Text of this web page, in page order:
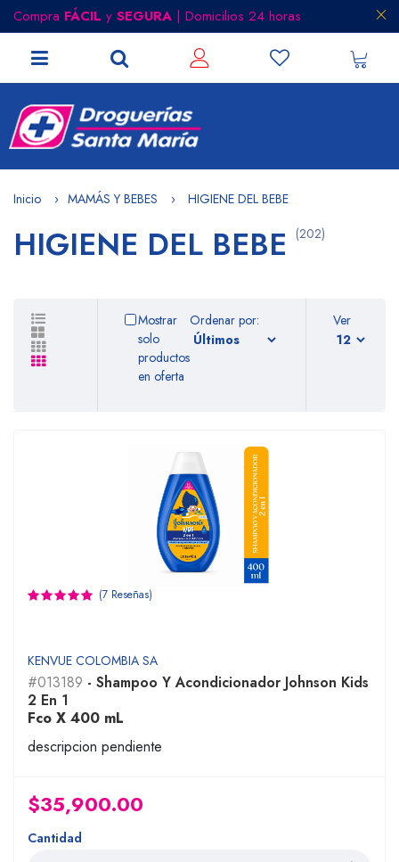
Compra FÁCIL y SEGURA | Domicilios 24 horas
Inicio MAMÁS Y BEBES HIGIENE DEL BEBE
HIGIENE DEL BEBE (202)
Mostrar
solo
productos
en oferta
Ordenar por: Ver
(7 Reseñas)
KENVUE COLOMBIA SA
#013189 - Shampoo Y Acondicionador Johnson Kids
2 En 1
Fco X 400 mL
descripcion pendiente
$35,900.00
Cantidad